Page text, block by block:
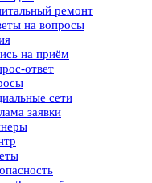
ремонт
на вопросы
на приём
ответ
сети
заявки